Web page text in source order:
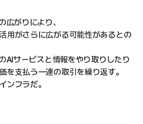
広がりにより、
用がさらに広がる可能性があるとの
AIサービスと情報をやり取りしたり
を支払う一連の取引を繰り返す。
ンフラだ。